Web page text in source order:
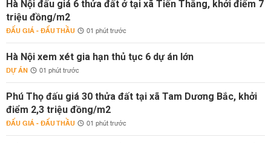
Hà Nội đấu giá 6 thửa đất ở tại xã Tiến Thắng, khởi điểm 7
triệu đồng/m2
ĐẤU GIÁ - ĐẤU THẦU 01 phút trước
Hà Nội xem xét gia hạn thủ tục 6 dự án lớn
DỰ ÁN 01 phút trước
Phú Thọ đấu giá 30 thửa đất tại xã Tam Dương Bắc, khởi
điểm 2,3 triệu đồng/m2
ĐẤU GIÁ - ĐẤU THẦU 01 phút trước